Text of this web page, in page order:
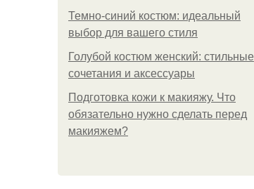
Темно-синий костюм: идеальный
выбор для вашего стиля
Голубой костюм женский: стильные
сочетания и аксессуары
Подготовка кожи к макияжу. Что
обязательно нужно сделать перед
макияжем?